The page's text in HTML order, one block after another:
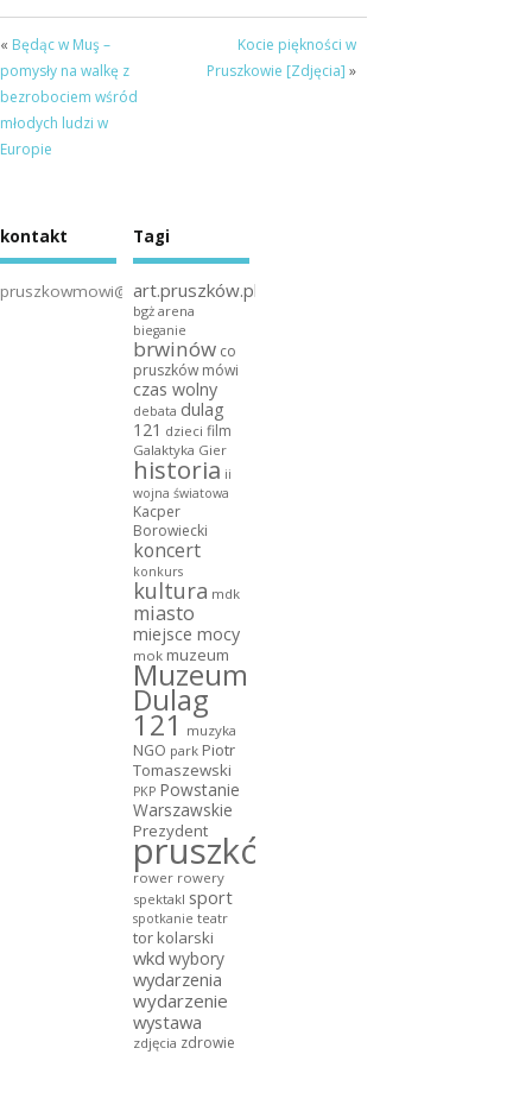
« Będąc w Muş –
pomysły na walkę z
bezrobociem wśród
młodych ludzi w
Europie
Kocie piękności w
Pruszkowie [Zdjęcia] »
kontakt
pruszkowmowi@gmail.com
Tagi
art.pruszków.pl
bgż arena
bieganie
brwinów co
pruszków mówi
czas wolny
debata dulag
121 dzieci film
Galaktyka Gier
historia ii
wojna światowa
Kacper
Borowiecki
koncert
konkurs
kultura mdk
miasto
miejsce mocy
mok muzeum
Muzeum
Dulag
121 muzyka
NGO park Piotr
Tomaszewski
PKP Powstanie
Warszawskie
Prezydent
pruszków
rower rowery
spektakl sport
spotkanie teatr
tor kolarski
wkd wybory
wydarzenia
wydarzenie
wystawa
zdjęcia zdrowie